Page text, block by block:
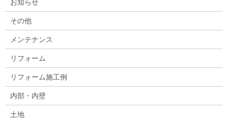
お知らせ
その他
メンテナンス
リフォーム
リフォーム施工例
内部・内壁
土地